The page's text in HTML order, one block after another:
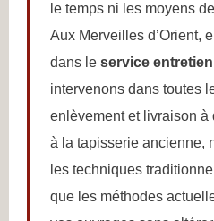
le temps ni les moyens
Aux Merveilles d’Orient,
dans le service
intervenons dans toutes
enlèvement et livraison
à la tapisserie ancienne,
les techniques
que les méthodes